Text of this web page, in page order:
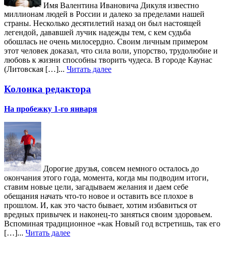
Имя Валентина Ивановича Дикуля известно
миллионам людей в России и далеко за пределами нашей
страны. Несколько десятилетий назад он был настоящей
легендой, дававшей лучик надежды тем, с кем судьба
обошлась не очень милосердно. Своим личным примером
этот человек доказал, что сила воли, упорство, трудолюбие и
любовь к жизни способны творить чудеса. В городе Каунас
(Литовская […]... Читать далее
Колонка редактора
На пробежку 1-го января
Дорогие друзья, совсем немного осталось до
окончания этого года, момента, когда мы подводим итоги,
ставим новые цели, загадываем желания и даем себе
обещания начать что-то новое и оставить все плохое в
прошлом. И, как это часто бывает, хотим избавиться от
вредных привычек и наконец-то заняться своим здоровьем.
Вспоминая традиционное «как Новый год встретишь, так его
[…]... Читать далее